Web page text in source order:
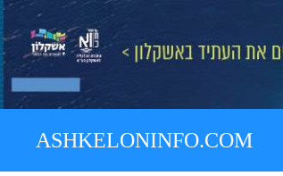
ASHKELONINFO.COM